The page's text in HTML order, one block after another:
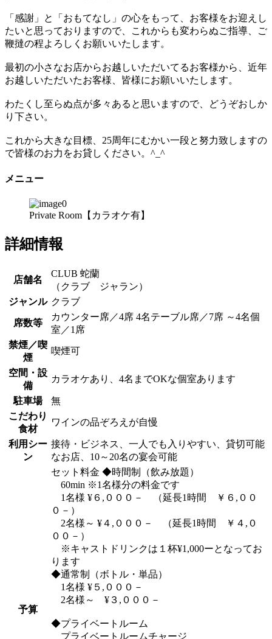
「感謝」と「おもてなし」の心をもって、お客様をお迎えし
たいと思っておりますので、これからも変わらぬご指導、ご
鞭撻の程よろしくお願いいたします。
最初の小さなお店からお越しいただいてるお客様から、近年
お越しいただいたお客様、皆様にお願いいたします。
わたくし至らぬ点が多々あると思いますので、どうぞおしか
り下さい。
これから大きな目標、25周年にむかい一段と努力致しますの
で皆様のお力をお貸しください。^_^
メニュー
Private Room【カラオケ有】
詳細情報
店舗名
CLUB 蛇蘭
（クラブ ジャラン）
ジャンル クラブ
席数等
カウンター席／4席 4名テーブル席／7席 ～4名個
室／1席
禁煙／喫
煙
喫煙可
空間・設
備
カラオケあり、4名までOKな個室あります
駐車場
無
こだわり
食材
ワインの品ぞろえが自慢
利用シー
ン
接待・ビジネス、一人でも入りやすい、貸切可能
なお店、10～20名の宴会可能
予算
セット料金 ◆時間制（飲み放題）
60min ※1名様分の料金です
1名様 ¥６,０００－ （延長1時間 ￥６,００
０－）
2名様～ ¥４,０００－ （延長1時間 ￥４,０
００－）
※キャストドリンクは１杯¥1,000ーとなってお
ります
◆通常制（ボトル・単品）
1名様 ¥５,０００－
2名様～ ¥３,０００－
◆プライベートルーム
プライベートルームチャージ